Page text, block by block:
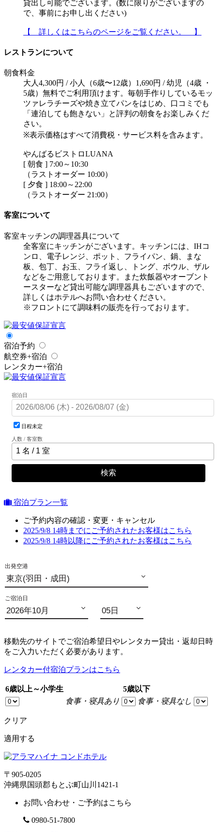
貸出し可能でございます。(数に限りがございますの
で、事前にお申し出ください)
【 詳しくはこちらのページをご覧ください。 】
レストランについて
朝食料金
大人4,300円 / 小人（6歳〜12歳）1,690円 / 幼児（4歳 ・
5歳）無料でご利用頂けます。毎朝手作りしているモッ
ツァレラチーズや焼き立てパンをはじめ、口コミでも
「連泊しても飽きない」と評判の朝食をお楽しみくだ
さい。
※表示価格はすべて消費税・サービス料を含みます。
やんばるビストロLUANA
[ 朝食 ] 7:00～10:30
（ラストオーダー 10:00）
[ 夕食 ] 18:00～22:00
（ラストオーダー 21:00）
客室について
客室キッチンの調理器具について
全客室にキッチンがございます。キッチンには、IHコ
ンロ、電子レンジ、ポット、フライパン、鍋、まな
板、包丁、お玉、フライ返し、トング、ボウル、ザル
などをご用意しております。また炊飯器やオーブント
ースターなど貸出可能な調理器具もございますので、
詳しくはホテルへお問い合わせください。
※フロントにて調味料の販売を行っております。
宿泊予約
航空券+宿泊
レンタカー+宿泊
宿泊日
日程未定
人数 / 客室数
検索
宿泊プラン一覧
ご予約内容の確認・変更・キャンセル
2025/9/8 14時までにご予約されたお客様はこちら
2025/9/8 14時以降にご予約されたお客様はこちら
移動先のサイトでご宿泊希望日やレンタカー貸出・返却日時
をご入力いただく必要があります。
レンタカー付宿泊プランはこちら
6歳以上～小学生
5歳以下
食事・寝具あり
食事・寝具なし
クリア
適用する
〒905-0205
沖縄県国頭郡もとぶ町山川1421-1
お問い合わせ・ご予約はこちら
0980-51-7800